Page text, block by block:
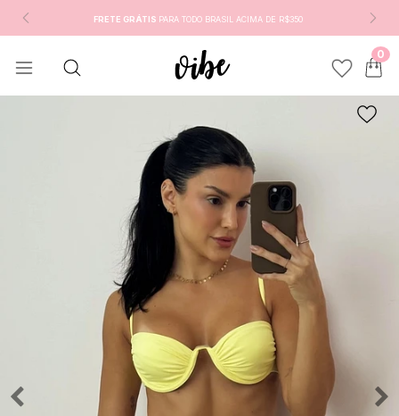
FRETE GRÁTIS PARA TODO BRASIL ACIMA DE R$350
0